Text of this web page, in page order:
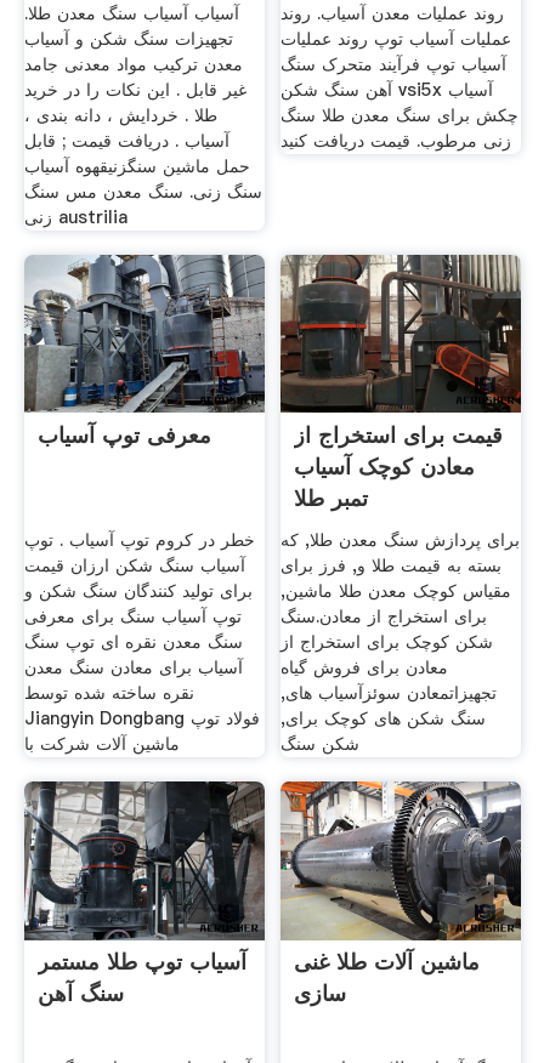
آسیاب آسیاب سنگ معدن طلا.
تجهیزات سنگ شکن و آسیاب
معدن ترکیب مواد معدنی جامد
غیر قابل . این نکات را در خرید
طلا . خردایش ، دانه بندی ،
آسیاب . دریافت قیمت ; قابل
حمل ماشین سنگزنیقهوه آسیاب
سنگ زنی. سنگ معدن مس سنگ
زنی austrilia
روند عملیات معدن آسیاب. روند
عملیات آسیاب توپ روند عملیات
آسیاب توپ فرآیند متحرک سنگ
آهن سنگ شکن vsi5x آسیاب
چکش برای سنگ معدن طلا سنگ
زنی مرطوب. قیمت دریافت کنید
معرفی توپ آسیاب
خطر در کروم توپ آسیاب . توپ
آسیاب سنگ شکن ارزان قیمت
برای تولید کنندگان سنگ شکن و
توپ آسیاب سنگ برای معرفی
سنگ معدن نقره ای توپ سنگ
آسیاب برای معادن سنگ معدن
نقره ساخته شده توسط
Jiangyin Dongbang فولاد توپ
ماشین آلات شرکت با
قیمت برای استخراج از
معادن کوچک آسیاب
تمبر طلا
برای پردازش سنگ معدن طلا, که
بسته به قیمت طلا و, فرز برای
مقیاس کوچک معدن طلا ماشین,
برای استخراج از معادن.سنگ
شکن کوچک برای استخراج از
معادن برای فروش گیاه
تجهیزاتمعادن سوئزآسیاب های,
سنگ شکن های کوچک برای,
شکن سنگ
آسیاب توپ طلا مستمر
سنگ آهن
ماشین آلات طلا غنی
سازی